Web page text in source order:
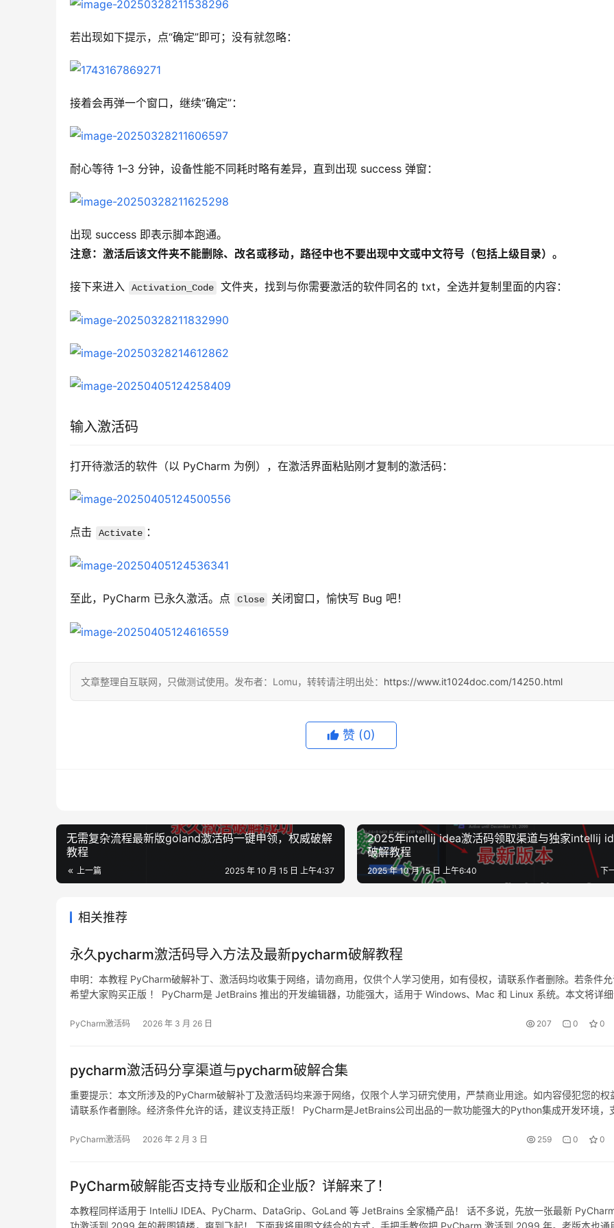
若出现如下提示，点“确定”即可；没有就忽略：
接着会再弹一个窗口，继续“确定”：
耐心等待 1–3 分钟，设备性能不同耗时略有差异，直到出现 success 弹窗：
出现 success 即表示脚本跑通。
注意：激活后该文件夹不能删除、改名或移动，路径中也不要出现中文或中文符号（包括上级目录）。
接下来进入 Activation_Code 文件夹，找到与你需要激活的软件同名的 txt，全选并复制里面的内容：
输入激活码
打开待激活的软件（以 PyCharm 为例），在激活界面粘贴刚才复制的激活码：
点击 Activate ：
至此，PyCharm 已永久激活。点 Close 关闭窗口，愉快写 Bug 吧！
文章整理自互联网，只做测试使用。发布者：Lomu，转转请注明出处： https://www.it1024doc.com/14250.html
赞 (0)
无需复杂流程最新版goland激活码一键申领，权威破解
教程
上一篇 2025 年 10 月 15 日 上午4:37
2025年intellij idea激活码领取渠道与独家intellij
破解教程
下
2025 年 10 月 15 日 上午6:40
相关推荐
永久pycharm激活码导入方法及最新pycharm破解教程
申明：本教程 PyCharm破解补丁、激活码均收集于网络，请勿商用，仅供个人学习使用，如有侵权，请联系作者删除。若条件允
希望大家购买正版 ！ PyCharm是 JetBrains 推出的开发编辑器，功能强大，适用于 Windows、Mac 和 Linux 系统。本文将详
PyCharm激活码 2026 年 3 月 26 日 207 0 0
pycharm激活码分享渠道与pycharm破解合集
重要提示：本文所涉及的PyCharm破解补丁及激活码均来源于网络，仅限个人学习研究使用，严禁商业用途。如内容侵犯您的权
请联系作者删除。经济条件允许的话，建议支持正版！ PyCharm是JetBrains公司出品的一款功能强大的Python集成开发环境，
PyCharm激活码 2026 年 2 月 3 日 259 0 0
PyCharm破解能否支持专业版和企业版？详解来了！
本教程同样适用于 IntelliJ IDEA、PyCharm、DataGrip、GoLand 等 JetBrains 全家桶产品！ 话不多说，先放一张最新